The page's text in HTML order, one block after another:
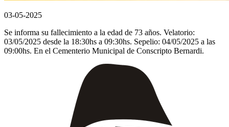
03-05-2025
Se informa su fallecimiento a la edad de 73 años. Velatorio:
03/05/2025 desde la 18:30hs a 09:30hs. Sepelio: 04/05/2025 a las
09:00hs. En el Cementerio Municipal de Conscripto Bernardi.